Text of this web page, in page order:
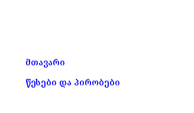
მთავარი
წესები და პირობები